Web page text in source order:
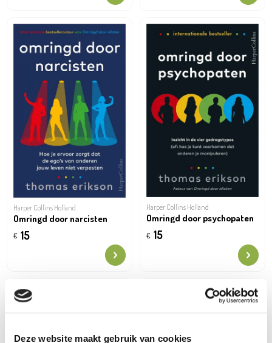
Deze website maakt gebruik van cookies
Harper Collins Holland
Omringd door narcisten
€ 15
Harper Collins Holland
Omringd door psychopaten
€ 15